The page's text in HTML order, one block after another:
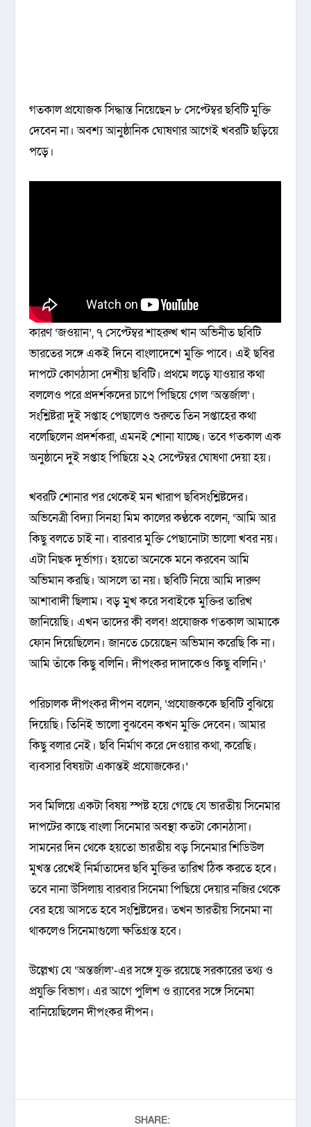
গতকাল প্রযোজক সিদ্ধান্ত নিয়েছেন ৮ সেপ্টেম্বর ছবিটি মুক্তি
দেবেন না। অবশ্য আনুষ্ঠানিক ঘোষণার আগেই খবরটি ছড়িয়ে
পড়ে।
কারণ ‘জওয়ান’, ৭ সেপ্টেম্বর শাহরুখ খান অভিনীত ছবিটি
ভারতের সঙ্গে একই দিনে বাংলাদেশে মুক্তি পাবে। এই ছবির
দাপটে কোণঠাসা দেশীয় ছবিটি। প্রথমে লড়ে যাওয়ার কথা
বললেও পরে প্রদর্শকদের চাপে পিছিয়ে গেল ‘অন্তর্জাল’।
সংশ্লিষ্টরা দুই সপ্তাহ পেছালেও শুরুতে তিন সপ্তাহের কথা
বলেছিলেন প্রদর্শকরা, এমনই শোনা যাচ্ছে। তবে গতকাল এক
অনুষ্ঠানে দুই সপ্তাহ পিছিয়ে ২২ সেপ্টেম্বর ঘোষণা দেয়া হয়।
খবরটি শোনার পর থেকেই মন খারাপ ছবিসংশ্লিষ্টদের।
অভিনেত্রী বিদ্যা সিনহা মিম কালের কণ্ঠকে বলেন, ‘আমি আর
কিছু বলতে চাই না। বারবার মুক্তি পেছানোটা ভালো খবর নয়।
এটা নিছক দুর্ভাগ্য। হয়তো অনেকে মনে করবেন আমি
অভিমান করছি। আসলে তা নয়। ছবিটি নিয়ে আমি দারুণ
আশাবাদী ছিলাম। বড় মুখ করে সবাইকে মুক্তির তারিখ
জানিয়েছি। এখন তাদের কী বলব! প্রযোজক গতকাল আমাকে
ফোন দিয়েছিলেন। জানতে চেয়েছেন অভিমান করেছি কি না।
আমি তাঁকে কিছু বলিনি। দীপংকর দাদাকেও কিছু বলিনি।’
পরিচালক দীপংকর দীপন বলেন, ‘প্রযোজককে ছবিটি বুঝিয়ে
দিয়েছি। তিনিই ভালো বুঝবেন কখন মুক্তি দেবেন। আমার
কিছু বলার নেই। ছবি নির্মাণ করে দেওয়ার কথা, করেছি।
ব্যবসার বিষয়টা একান্তই প্রযোজকের।’
সব মিলিয়ে একটা বিষয় স্পষ্ট হয়ে গেছে যে ভারতীয় সিনেমার
দাপটের কাছে বাংলা সিনেমার অবস্থা কতটা কোনঠাসা।
সামনের দিন থেকে হয়তো ভারতীয় বড় সিনেমার শিডিউল
মুখস্ত রেখেই নির্মাতাদের ছবি মুক্তির তারিখ ঠিক করতে হবে।
তবে নানা উসিলায় বারবার সিনেমা পিছিয়ে দেয়ার নজির থেকে
বের হয়ে আসতে হবে সংশ্লিষ্টদের। তখন ভারতীয় সিনেমা না
থাকলেও সিনেমাগুলো ক্ষতিগ্রস্ত হবে।
উল্লেখ্য যে ‘অন্তর্জাল’-এর সঙ্গে যুক্ত রয়েছে সরকারের তথ্য ও
প্রযুক্তি বিভাগ। এর আগে পুলিশ ও র‌্যাবের সঙ্গে সিনেমা
বানিয়েছিলেন দীপংকর দীপন।
SHARE: